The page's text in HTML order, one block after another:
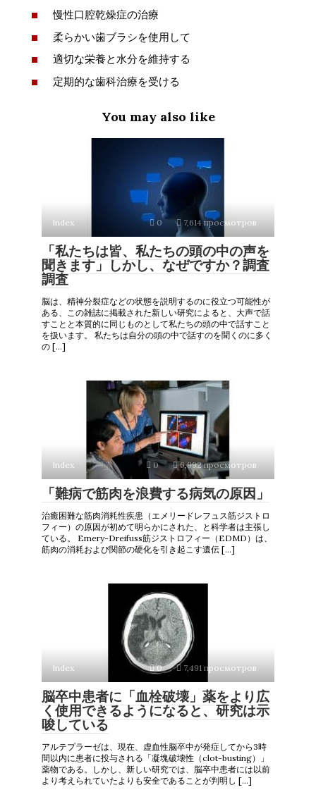
慢性口腔乾燥症の治療
柔らかい歯ブラシを使用して
適切な栄養と水分を維持する
定期的な歯科治療を受ける
You may also like
Index 0 7,614 просмотров
「私たちは皆、私たちの頭の中の声を
聞きます」しかし、なぜですか？調査
調査
脳は、精神分裂症などの状態を説明するのに役立つ可能性が
ある、この雑誌に掲載された新しい研究によると、大声で話
すことと本質的に同じものとして私たちの頭の中で話すこと
を扱います。 私たちは自分の頭の中で話すのを聞くのに多く
の […]
Index 0 6,992 просмотров
「難病で筋肉を浪費する病気の原因」
治癒困難な筋肉消耗性疾患（エメリードレフュス筋ジストロ
フィー）の原因が初めて明らかにされた、と科学者は主張し
ている。 Emery-Dreifuss筋ジストロフィー（EDMD）は、
筋肉の消耗および関節の硬化を引き起こす遺伝 […]
Index 0 7,491 просмотров
脳卒中患者に「血栓破壊」薬をより広
く使用できるようになると、研究は示
唆している
アルテプラーゼは、現在、虚血性脳卒中が発症してから3時
間以内に患者に投与される「凝塊破壊性（clot-busting）」
薬物である。しかし、新しい研究では、脳卒中患者には以前
より考えられていたよりも安全であることが判明し […]